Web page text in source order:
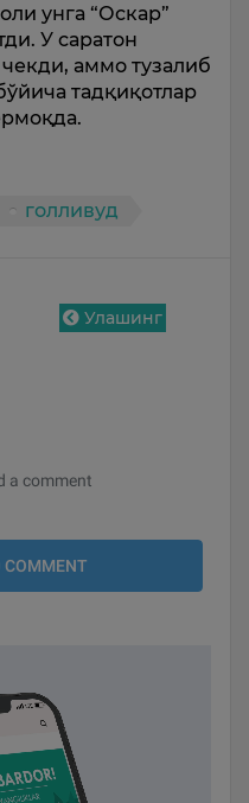
унга “Оскар”
У саратон
аммо тузалиб
тадқиқотлар
голливуд
Улашинг